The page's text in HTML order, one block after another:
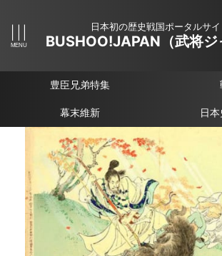
日本初の歴史戦国ポータルサイ
BUSHOO!JAPAN（武将ジ
豊臣兄弟特集
幕末維新 日